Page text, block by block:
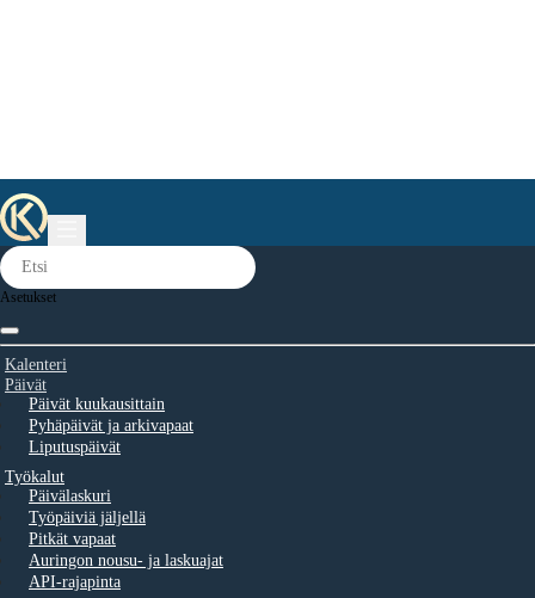
Asetukset
Kalenteri
Päivät
Päivät kuukausittain
Pyhäpäivät ja arkivapaat
Liputuspäivät
Työkalut
Päivälaskuri
Työpäiviä jäljellä
Pitkät vapaat
Auringon nousu- ja laskuajat
API-rajapinta